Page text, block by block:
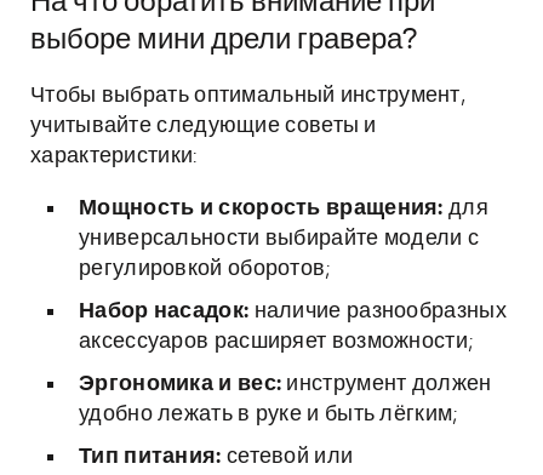
выборе мини дрели гравера?
Чтобы выбрать оптимальный инструмент,
учитывайте следующие советы и
характеристики:
Мощность и скорость вращения: для
универсальности выбирайте модели с
регулировкой оборотов;
Набор насадок: наличие разнообразных
аксессуаров расширяет возможности;
Эргономика и вес: инструмент должен
удобно лежать в руке и быть лёгким;
Тип питания: сетевой или